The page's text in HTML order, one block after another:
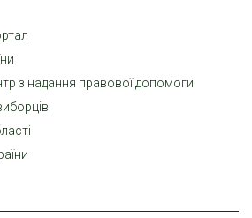
з надання правової допомоги